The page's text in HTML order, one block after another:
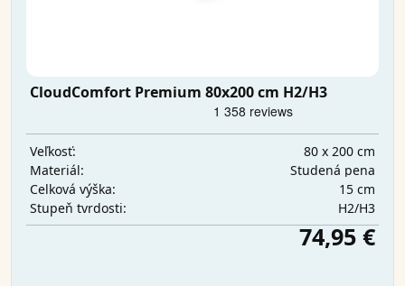
CloudComfort Premium 80x200 cm H2/H3
Veľkosť:
80 x 200 cm
Materiál:
Studená pena
Celková výška:
15 cm
Stupeň tvrdosti:
H2/H3
74,95 €